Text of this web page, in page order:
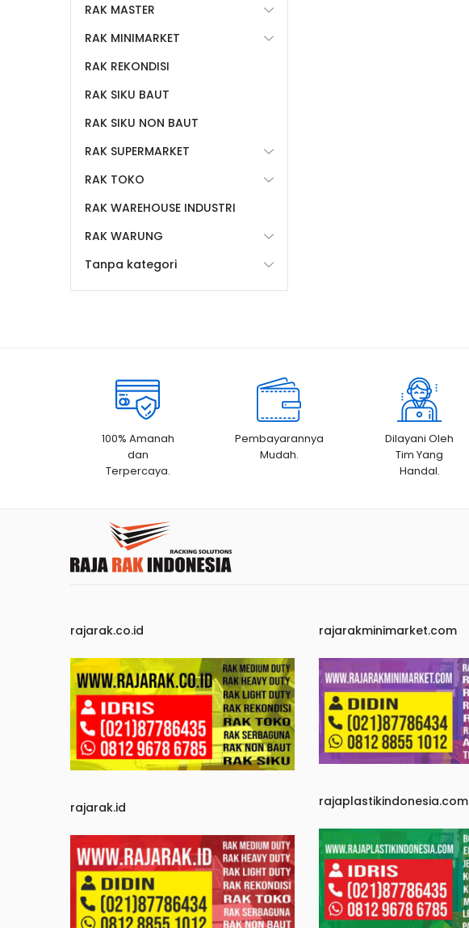
RAK MASTER
RAK MINIMARKET
RAK REKONDISI
RAK SIKU BAUT
RAK SIKU NON BAUT
RAK SUPERMARKET
RAK TOKO
RAK WAREHOUSE INDUSTRI
RAK WARUNG
Tanpa kategori
100% Amanah
dan
Terpercaya.
Pembayarannya
Mudah.
Dilayani Oleh
Tim Yang
Handal.
rajarak.co.id
rajarak.id
rajarakminimarket.com
rajaplastikindonesia.com